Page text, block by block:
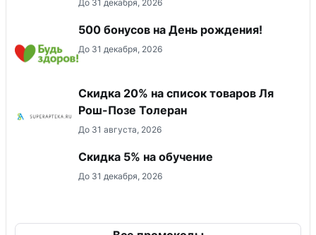
До 31 декабря, 2026
500 бонусов на День рождения!
До 31 декабря, 2026
Скидка 20% на список товаров Ля
Рош-Позе Толеран
До 31 августа, 2026
Скидка 5% на обучение
До 31 декабря, 2026